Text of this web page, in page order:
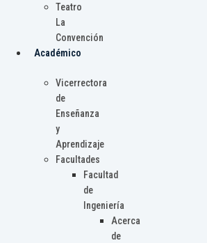
Teatro
La
Convención
Académico
Vicerrectora
de
Enseñanza
y
Aprendizaje
Facultades
Facultad
de
Ingeniería
Acerca
de